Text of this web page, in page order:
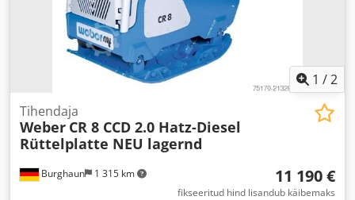
1 /2
Burghaun 1 315 km
Tihendaja
Weber CR 8 CCD 2.0 Hatz-Diesel
Rüttelplatte NEU lagernd
11 190 €
fikseeritud hind lisandub käibemaks